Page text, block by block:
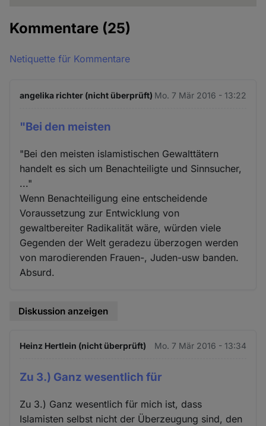
Kommentare (25)
Netiquette für Kommentare
angelika richter (nicht überprüft) Mo. 7 Mär 2016 - 13:22
"Bei den meisten
"Bei den meisten islamistischen Gewalttätern
handelt es sich um Benachteiligte und Sinnsucher,
..."
Wenn Benachteiligung eine entscheidende
Voraussetzung zur Entwicklung von
gewaltbereiter Radikalität wäre, würden viele
Gegenden der Welt geradezu überzogen werden
von marodierenden Frauen-, Juden-usw banden.
Absurd.
Diskussion anzeigen
Heinz Hertlein (nicht überprüft) Mo. 7 Mär 2016 - 13:34
Zu 3.) Ganz wesentlich für
Zu 3.) Ganz wesentlich für mich ist, dass
Islamisten selbst nicht der Überzeugung sind, den